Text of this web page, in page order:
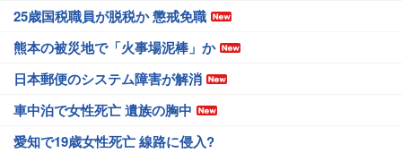
25歳国税職員が脱税か 懲戒免職
熊本の被災地で「火事場泥棒」か
日本郵便のシステム障害が解消
車中泊で女性死亡 遺族の胸中
愛知で19歳女性死亡 線路に侵入?